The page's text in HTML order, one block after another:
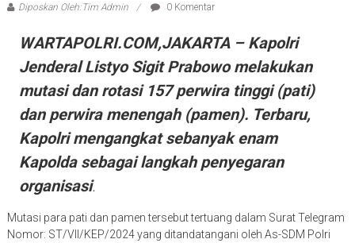
Diposkan Oleh:Tim Admin 0 Komentar
WARTAPOLRI.COM,JAKARTA – Kapolri
Jenderal Listyo Sigit Prabowo melakukan
mutasi dan rotasi 157 perwira tinggi (pati)
dan perwira menengah (pamen). Terbaru,
Kapolri mengangkat sebanyak enam
Kapolda sebagai langkah penyegaran
organisasi.
Mutasi para pati dan pamen tersebut tertuang dalam Surat Telegram
Nomor: ST/VII/KEP/2024 yang ditandatangani oleh As-SDM Polri